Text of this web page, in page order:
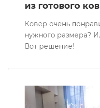
из готового
Ковер очень
нужного размера?
Вот решение!